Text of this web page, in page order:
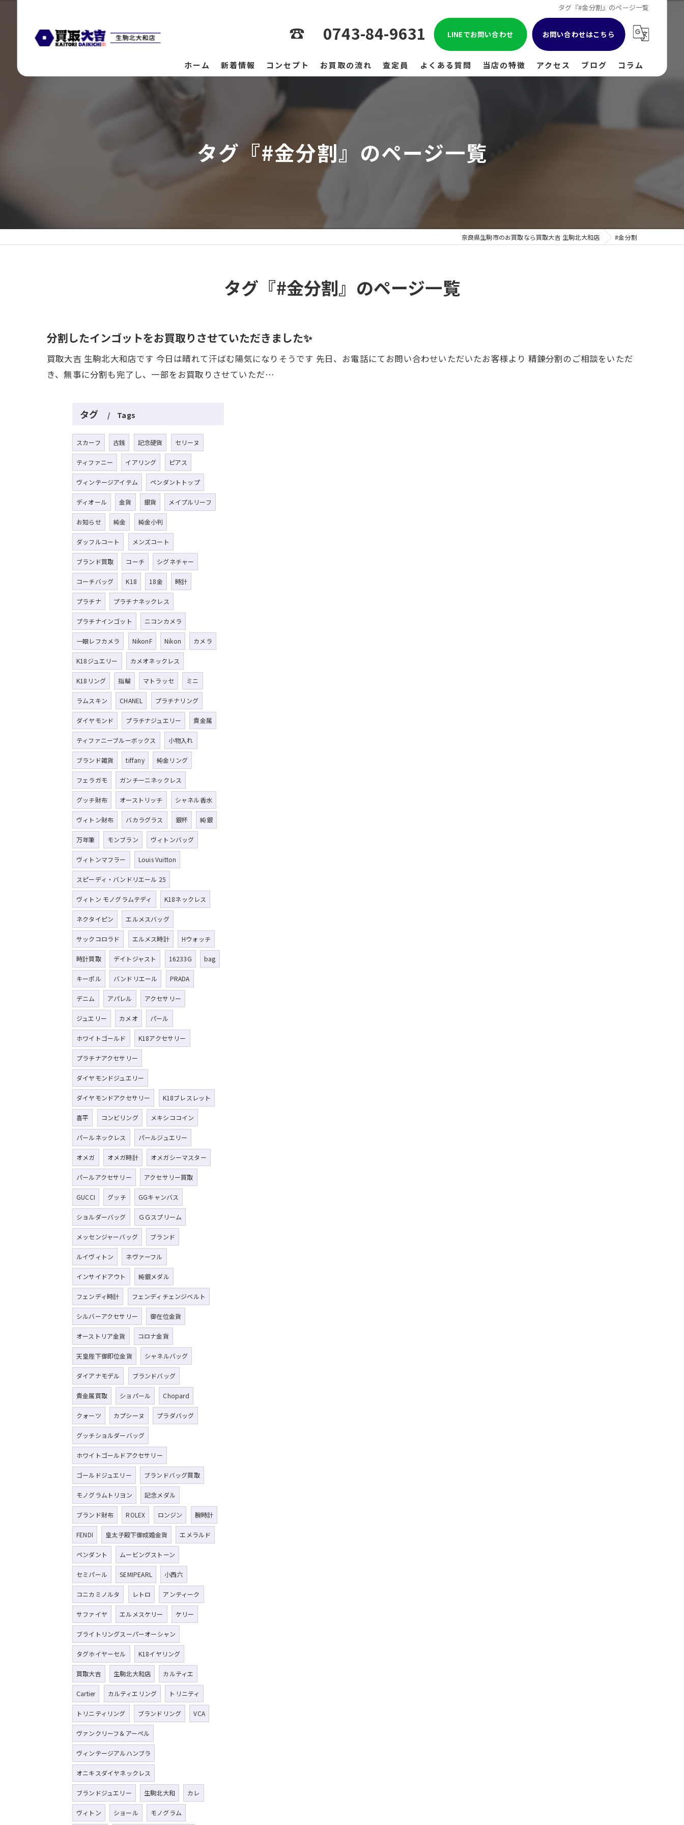
タグ『#金分割』のページ一覧
0743-84-9631 LINEでお問い合わせ お問い合わせはこちら
ホーム 新着情報 コンセプト お買取の流れ 査定員 よくある質問 当店の特徴 アクセス ブログ コラム
タグ『#金分割』のページ一覧
奈良県生駒市のお買取なら買取大吉 生駒北大和店 #金分割
タグ『#金分割』のページ一覧
分割したインゴットをお買取りさせていただきました✨
買取大吉 生駒北大和店です 今日は晴れて汗ばむ陽気になりそうです 先日、お電話にてお問い合わせいただいたお客様より 精錬分割のご相談をいただ
き、無事に分割も完了し、一部をお買取りさせていただ…
タグ Tags
スカーフ 古銭 記念硬貨 セリーヌ
ティファニー イアリング ピアス
ヴィンテージアイテム ペンダントトップ
ディオール 金貨 銀貨 メイプルリーフ
お知らせ 純金 純金小判
ダッフルコート メンズコート
ブランド買取 コーチ シグネチャー
コーチバッグ K18 18金 時計
プラチナ プラチナネックレス
プラチナインゴット ニコンカメラ
一眼レフカメラ NikonF Nikon カメラ
K18ジュエリー カメオネックレス
K18リング 指輪 マトラッセ ミニ
ラムスキン CHANEL プラチナリング
ダイヤモンド プラチナジュエリー 貴金属
ティファニーブルーボックス 小物入れ
ブランド雑貨 tiffany 純金リング
フェラガモ ガンチーニネックレス
グッチ財布 オーストリッチ シャネル香水
ヴィトン財布 バカラグラス 銀杯 純銀
万年筆 モンブラン ヴィトンバッグ
ヴィトンマフラー Louis Vuitton
スピーディ・バンドリエール 25
ヴィトン モノグラムテディ K18ネックレス
ネクタイピン エルメスバッグ
サックコロラド エルメス時計 Hウォッチ
時計買取 デイトジャスト 16233G bag
キーポル バンドリエール PRADA
デニム アパレル アクセサリー
ジュエリー カメオ パール
ホワイトゴールド K18アクセサリー
プラチナアクセサリー
ダイヤモンドジュエリー
ダイヤモンドアクセサリー K18ブレスレット
喜平 コンビリング メキシココイン
パールネックレス パールジュエリー
オメガ オメガ時計 オメガシーマスター
パールアクセサリー アクセサリー買取
GUCCI グッチ GGキャンバス
ショルダーバッグ ＧＧスプリーム
メッセンジャーバッグ ブランド
ルイヴィトン ネヴァーフル
インサイドアウト 純銀メダル
フェンディ時計 フェンディチェンジベルト
シルバーアクセサリー 御在位金貨
オーストリア金貨 コロナ金貨
天皇陛下御即位金貨 シャネルバッグ
ダイアナモデル ブランドバッグ
貴金属買取 ショパール Chopard
クォーツ カプシーヌ プラダバッグ
グッチショルダーバッグ
ホワイトゴールドアクセサリー
ゴールドジュエリー ブランドバッグ買取
モノグラムトリヨン 記念メダル
ブランド財布 ROLEX ロンジン 腕時計
FENDI 皇太子殿下御成婚金貨 エメラルド
ペンダント ムービングストーン
セミパール SEMIPEARL 小西六
コニカミノルタ レトロ アンティーク
サファイヤ エルメスケリー ケリー
ブライトリングスーパーオーシャン
タグホイヤーセル K18イヤリング
買取大吉 生駒北大和店 カルティエ
Cartier カルティエリング トリニティ
トリニティリング ブランドリング VCA
ヴァンクリーフ＆アーペル
ヴィンテージアルハンブラ
オニキスダイヤネックレス
ブランドジュエリー 生駒北大和 カレ
ヴィトン ショール モノグラム